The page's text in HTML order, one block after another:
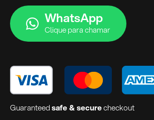
WhatsApp
Clique para chamar
Guaranteedsafe & securecheckout